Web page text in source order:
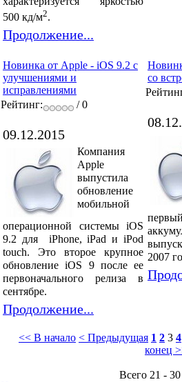
500 кд/м2.
Продолжение...
Новинка от Apple - iOS 9.2 с
улучшениями и
исправлениями
Рейтинг:
/ 0
09.12.2015
Компания
Apple
выпустила
обновление
мобильной
операционной системы iOS
9.2 для iPhone, iPad и iPod
touch. Это второе крупное
обновление iOS 9 после ее
первоначального релиза в
сентябре.
Продолжение...
со
2007
<< В начало < Предыдущая 1 2 3 4
конец
Всего 21 -